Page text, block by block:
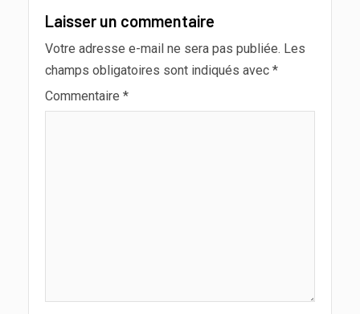
Laisser un commentaire
Votre adresse e-mail ne sera pas publiée. Les
champs obligatoires sont indiqués avec *
Commentaire *